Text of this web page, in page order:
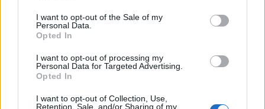
I want to opt-out of the Sale of my
Personal Data.
Opted In
I want to opt-out of processing my
Personal Data for Targeted Advertising.
Opted In
I want to opt-out of Collection, Use,
Retention, Sale, and/or Sharing of my